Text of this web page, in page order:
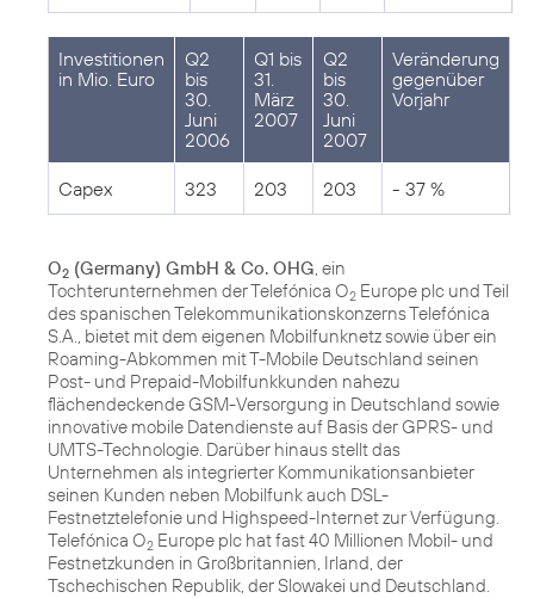
Investitionen
in Mio. Euro
Q2
bis
30.
Juni
2006
Q1 bis
31.
März
2007
Q2
bis
30.
Juni
2007
Veränderung
gegenüber
Vorjahr
Capex 323 203 203 - 37 %
O2 (Germany) GmbH & Co. OHG, ein
Tochterunternehmen der Telefónica O2 Europe plc und Teil
des spanischen Telekommunikationskonzerns Telefónica
S.A., bietet mit dem eigenen Mobilfunknetz sowie über ein
Roaming-Abkommen mit T-Mobile Deutschland seinen
Post- und Prepaid-Mobilfunkkunden nahezu
flächendeckende GSM-Versorgung in Deutschland sowie
innovative mobile Datendienste auf Basis der GPRS- und
UMTS-Technologie. Darüber hinaus stellt das
Unternehmen als integrierter Kommunikationsanbieter
seinen Kunden neben Mobilfunk auch DSL-
Festnetztelefonie und Highspeed-Internet zur Verfügung.
Telefónica O2 Europe plc hat fast 40 Millionen Mobil- und
Festnetzkunden in Großbritannien, Irland, der
Tschechischen Republik, der Slowakei und Deutschland.